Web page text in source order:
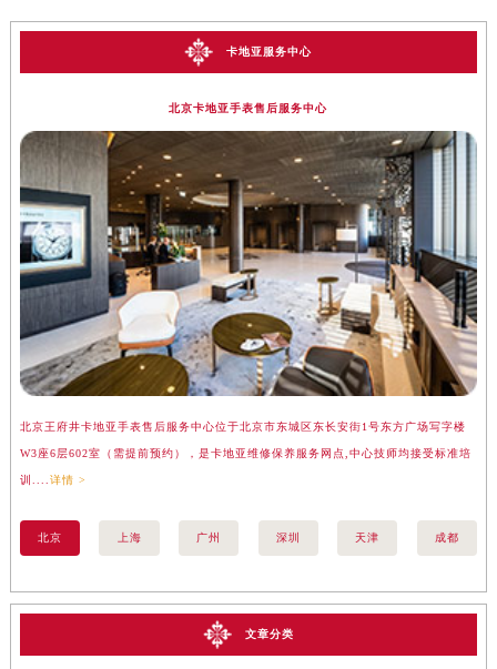
卡地亚服务中心
北京卡地亚手表售后服务中心
北京王府井卡地亚手表售后服务中心位于北京市东城区东长安街1号东方广场写字楼
W3座6层602室（需提前预约），是卡地亚维修保养服务网点,中心技师均接受标准培
训.... 详情 >
北京 上海 广州 深圳 天津 成都
文章分类